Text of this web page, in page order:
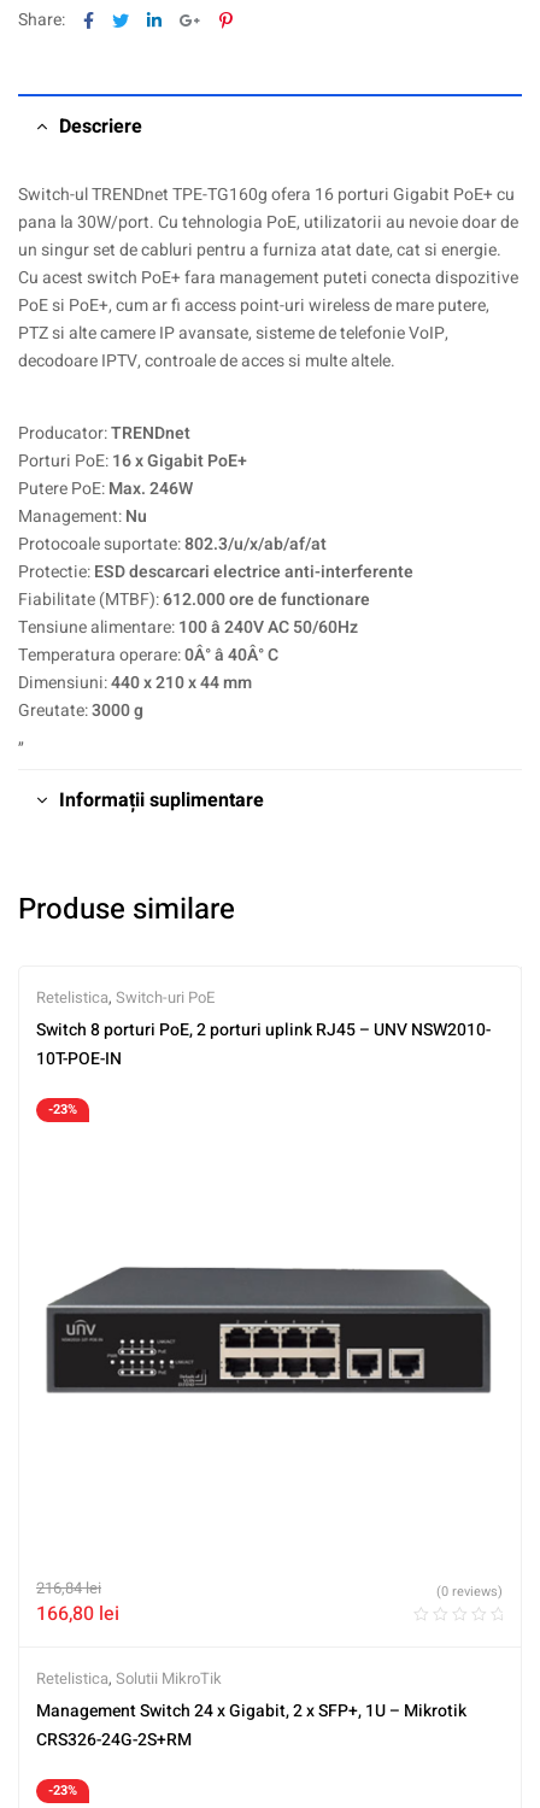
Share: Facebook
TwitterLinkedinGoogle+Pinterest
Descriere
Switch-ul TRENDnet TPE-TG160g ofera 16 porturi Gigabit PoE+ cu
pana la 30W/port. Cu tehnologia PoE, utilizatorii au nevoie doar de
un singur set de cabluri pentru a furniza atat date, cat si energie.
Cu acest switch PoE+ fara management puteti conecta dispozitive
PoE si PoE+, cum ar fi access point-uri wireless de mare putere,
PTZ si alte camere IP avansate, sisteme de telefonie VoIP,
decodoare IPTV, controale de acces si multe altele.
Producator:TRENDnet
Porturi PoE:16 x Gigabit PoE+
Putere PoE:Max. 246W
Management:Nu
Protocoale suportate:802.3/u/x/ab/af/at
Protectie:ESD descarcari electrice anti-interferente
Fiabilitate (MTBF):612.000 ore de functionare
Tensiune alimentare:100 â 240V AC 50/60Hz
Temperatura operare:0Â° â 40Â° C
Dimensiuni:440 x 210 x 44 mm
Greutate:3000 g
„
Informații suplimentare
Produse similare
Retelistica, Switch-uri PoE
Switch 8 porturi PoE, 2 porturi uplink RJ45 – UNV NSW2010-
10T-POE-IN
-23%
216,84lei
166,80 lei
(0 reviews)
Retelistica, Solutii MikroTik
Management Switch 24 x Gigabit, 2 x SFP+, 1U – Mikrotik
CRS326-24G-2S+RM
-23%